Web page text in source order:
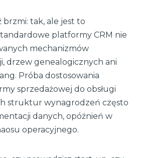
tak, ale jest to
platformy CRM nie
mechanizmów
drzew genealogicznych ani
Próba dostosowania
sprzedażowej do obsługi
struktur wynagrodzeń często
danych, opóźnień w
operacyjnego.